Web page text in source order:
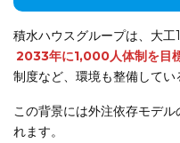
積水ハウスグループは、大工
2033年に1,000人体制を目
制度など、環境も整備してい
この背景には外注依存モデ
れます。